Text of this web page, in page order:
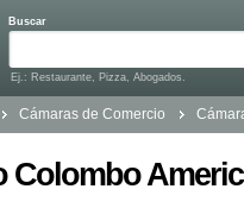
Buscar
Ej.: Restaurante, Pizza, Abogados.
Cámaras de Comercio
Colombo